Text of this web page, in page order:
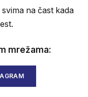
na čast kada
mrežama: